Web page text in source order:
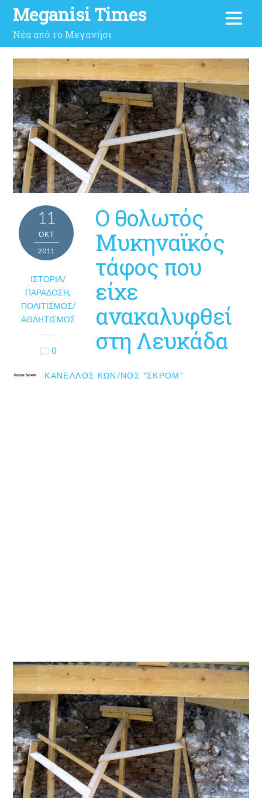
Meganisi Times
Νέα από το Μεγανήσι
11
ΟΚΤ
2011
ΙΣΤΟΡΊΑ/
ΠΑΡΆΔΟΣΗ,
ΠΟΛΙΤΙΣΜΌΣ/
ΑΘΛΗΤΙΣΜΌΣ
0
Ο θολωτός
Μυκηναϊκός
τάφος που
είχε
ανακαλυφθεί
στη Λευκάδα
ΚΑΝΈΛΛΟΣ ΚΩΝ/ΝΟΣ "ΣΚΡΟΜ"